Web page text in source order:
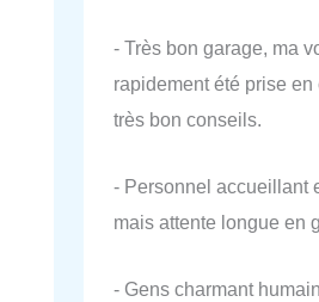
- Très bon garage, ma
rapidement été prise en
très bon conseils.
- Personnel accueillant
mais attente longue en
- Gens charmant